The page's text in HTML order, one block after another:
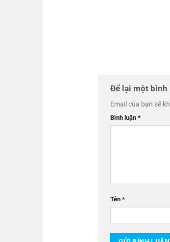
Để lại một bình
Email của bạn sẽ
Bình luận *
Tên *